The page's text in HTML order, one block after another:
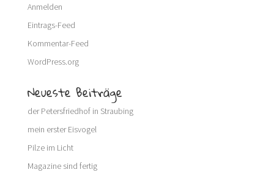
Anmelden
Eintrags-Feed
Kommentar-Feed
WordPress.org
Neueste Beiträge
der Petersfriedhof in Straubing
mein erster Eisvogel
Pilze im Licht
Magazine sind fertig